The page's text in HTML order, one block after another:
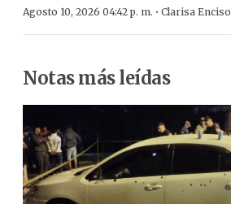
Agosto 10, 2026 04:42 p. m. · Clarisa Enciso
Notas más leídas